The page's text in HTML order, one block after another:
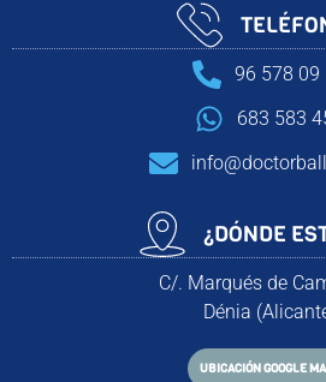
96 578 09
683 583
¿DÓNDE
C/. Marqués de
Dénia
UBICACIÓN GOOGLE